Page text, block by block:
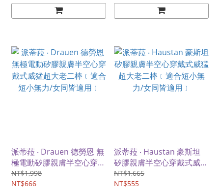
派蒂菈 ‧ Drauen 德勞恩 無
極電動矽膠親膚半空心穿戴
式威猛超大老二棒﹝適合短
小無力/女同皆適用﹞
NT$1,998
NT$666
派蒂菈 ‧ Haustan 豪斯坦
矽膠親膚半空心穿戴式威猛
超大老二棒﹝適合短小無
力/女同皆適用﹞
NT$1,665
NT$555